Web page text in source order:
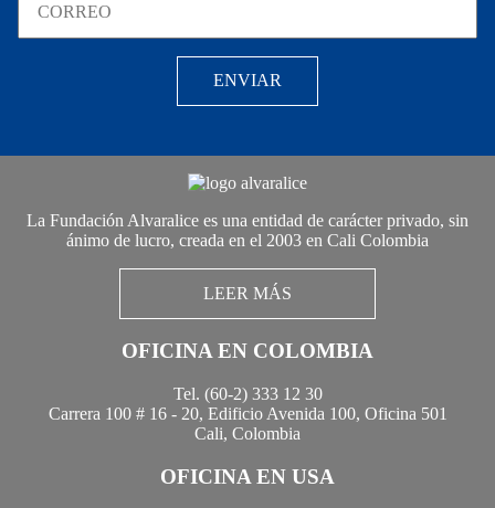
La Fundación Alvaralice es una entidad de carácter privado, sin
ánimo de lucro, creada en el 2003 en Cali Colombia
LEER MÁS
OFICINA EN COLOMBIA
Tel. (60-2) 333 12 30
Carrera 100 # 16 - 20, Edificio Avenida 100, Oficina 501
Cali, Colombia
OFICINA EN USA